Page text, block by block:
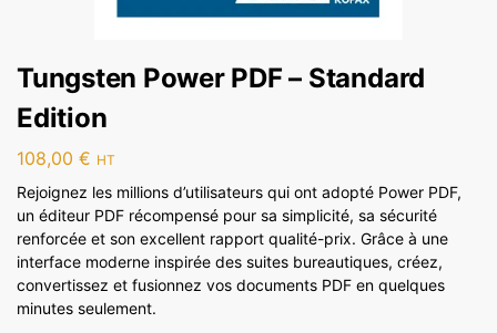
Tungsten Power PDF – Standard
Edition
108,00 € HT
Rejoignez les millions d’utilisateurs qui ont adopté Power PDF,
un éditeur PDF récompensé pour sa simplicité, sa sécurité
renforcée et son excellent rapport qualité-prix. Grâce à une
interface moderne inspirée des suites bureautiques, créez,
convertissez et fusionnez vos documents PDF en quelques
minutes seulement.